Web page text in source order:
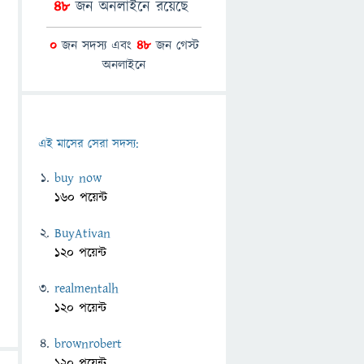
48জন অনলাইনে রয়েছে
0জন সদস্য এবং 48জন গেস্ট
অনলাইনে
এই মাসের সেরা সদস্য:
buy now
160 পয়েন্ট
BuyAtivan
120 পয়েন্ট
realmentalh
120 পয়েন্ট
brownrobert